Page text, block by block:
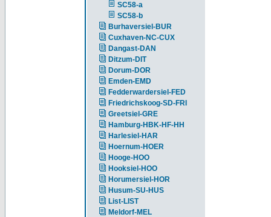
SC58-a
SC58-b
Burhaversiel-BUR
Cuxhaven-NC-CUX
Dangast-DAN
Ditzum-DIT
Dorum-DOR
Emden-EMD
Fedderwardersiel-FED
Friedrichskoog-SD-FRI
Greetsiel-GRE
Hamburg-HBK-HF-HH
Harlesiel-HAR
Hoernum-HOER
Hooge-HOO
Hooksiel-HOO
Horumersiel-HOR
Husum-SU-HUS
List-LIST
Meldorf-MEL